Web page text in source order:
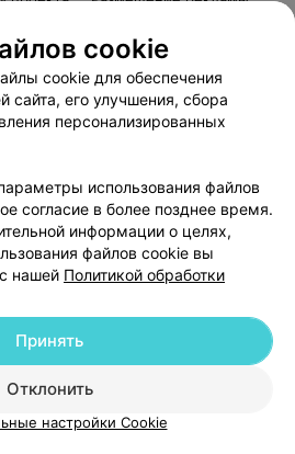
соглашение
Способы оплаты
Партнеры
руководителю 103.by
настройки cookie
персональных данных
191700409| 220012, Республика Беларусь,
2, пом. 16 | help@103.by
+375 291212755
cookie
cookie для обеспечения
сайта, его улучшения, сбора
персонализированных
использования файлов
согласие в более позднее время.
информации о целях,
файлов cookie вы
нашей Политикой обработки
Отклонить
Принять
настройки Cookie